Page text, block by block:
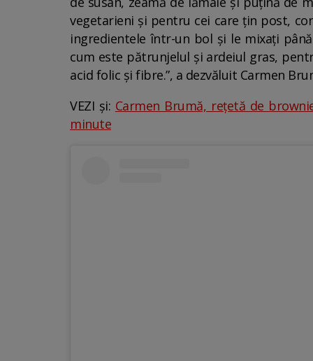
vegetarieni și pentru cei care țin post,
ingredientele într-un bol și le mixați
cum este pătrunjelul și ardeiul gras,
acid folic și fibre.”, a dezvăluit Carmen
VEZI și: Carmen Brumă, rețetă de
minute